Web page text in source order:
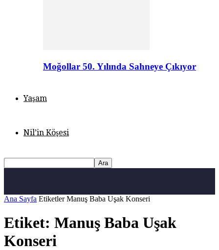
Moğollar 50. Yılında Sahneye Çıkıyor
Yaşam
Nil’in Köşesi
Ana Sayfa Etiketler Manuş Baba Uşak Konseri
Etiket: Manuş Baba Uşak
Konseri